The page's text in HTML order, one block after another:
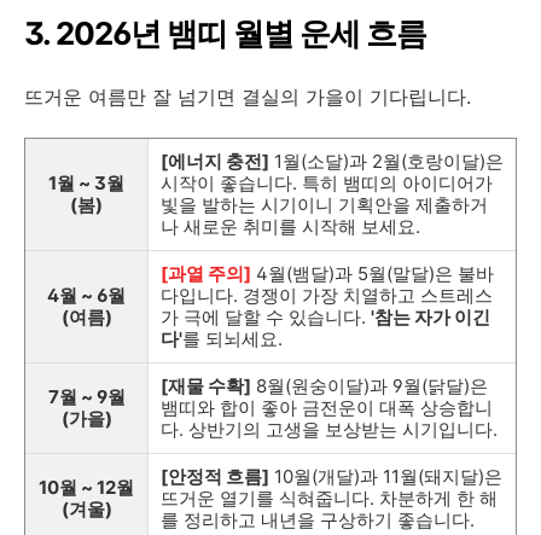
3. 2026년 뱀띠 월별 운세 흐름
뜨거운 여름만 잘 넘기면 결실의 가을이 기다립니다.
1월 ~ 3월
(봄)
[에너지 충전] 1월(소달)과 2월(호랑이달)은
시작이 좋습니다. 특히 뱀띠의 아이디어가
빛을 발하는 시기이니 기획안을 제출하거
나 새로운 취미를 시작해 보세요.
4월 ~ 6월
(여름)
[과열 주의] 4월(뱀달)과 5월(말달)은 불바
다입니다. 경쟁이 가장 치열하고 스트레스
가 극에 달할 수 있습니다. '참는 자가 이긴
다'를 되뇌세요.
7월 ~ 9월
(가을)
[재물 수확] 8월(원숭이달)과 9월(닭달)은
뱀띠와 합이 좋아 금전운이 대폭 상승합니
다. 상반기의 고생을 보상받는 시기입니다.
10월 ~ 12월
(겨울)
[안정적 흐름] 10월(개달)과 11월(돼지달)은
뜨거운 열기를 식혀줍니다. 차분하게 한 해
를 정리하고 내년을 구상하기 좋습니다.